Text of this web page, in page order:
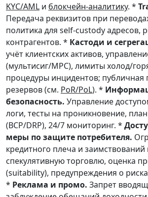
KYC/AML и блокчейн-аналитику. *
Передача реквизитов при
политика для self-custody адресов,
контрагентов. * Кастоди и
учёт клиентских активов,
(мультисиг/MPC), лимиты холод/
процедуры инцидентов; публичная
резервов (см. PoR/PoL). *
безопасность. Управление
логи, тесты на проникновение,
(BCP/DRP), 24/7 мониторинг. *
меры по защите потребителя.
кредитного плеча и заимствований
спекулятивную торговлю, оценка
(suitability), предупреждения о
* Реклама и промо. Запрет